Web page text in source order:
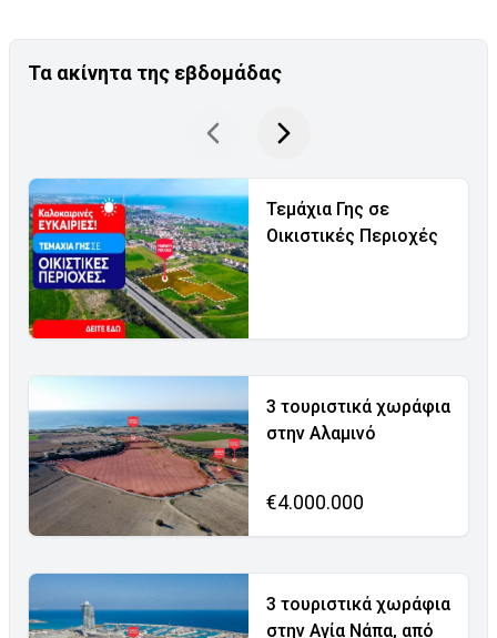
Τα ακίνητα της εβδομάδας
Τεμάχια Γης σε
Οικιστικές Περιοχές
3 τουριστικά χωράφια
στην Αλαμινό
€4.000.000
3 τουριστικά χωράφια
στην Αγία Νάπα, από